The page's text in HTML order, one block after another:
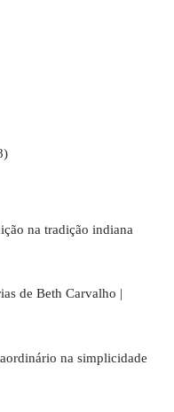
na tradição indiana
de Beth Carvalho |
na simplicidade